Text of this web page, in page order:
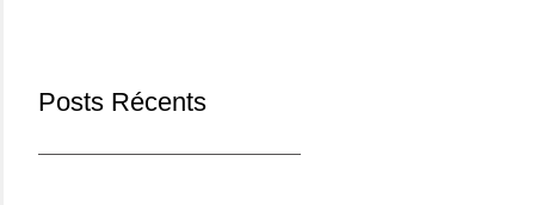
Posts Récents